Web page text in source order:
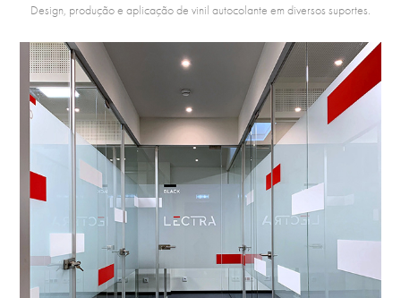
Design, produção e aplicação de vinil autocolante em diversos suportes.